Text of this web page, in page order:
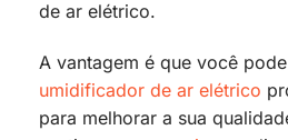
de ar elétrico.
A vantagem é que você
umidificador de ar elétrico
para melhorar a sua